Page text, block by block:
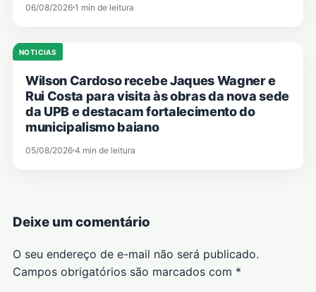
06/08/2026 1 min de leitura
NOTICIAS
Wilson Cardoso recebe Jaques Wagner e
Rui Costa para visita às obras da nova sede
da UPB e destacam fortalecimento do
municipalismo baiano
05/08/2026 4 min de leitura
Deixe um comentário
O seu endereço de e-mail não será publicado.
Campos obrigatórios são marcados com *